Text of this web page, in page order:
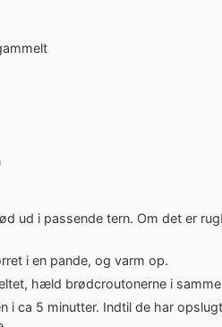
ud i passende tern. Om det er
i en pande, og varm op.
hæld brødcroutonerne i
i ca 5 minutter. Indtil de har